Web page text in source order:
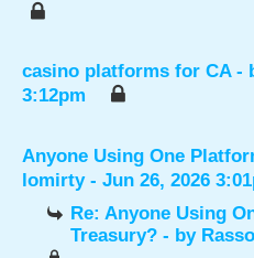
casino platforms for CA -
3:12pm
Anyone Using One
lomirty- Jun 26, 2026
Re: Anyone Using
Treasury? - by